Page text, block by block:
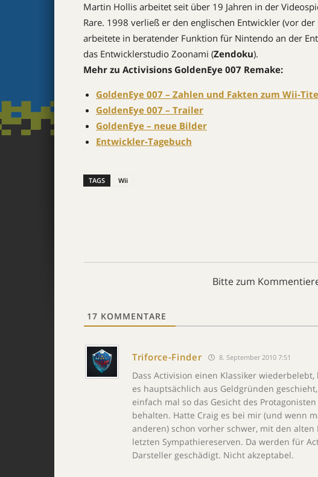
Martin Hollis arbeitet seit über 19 Jahren in der
Rare. 1998 verließ er den englischen Entwickler (vor
arbeitete in beratender Funktion für Nintendo an der
das Entwicklerstudio Zoonami (Zendoku).
Mehr zu Activisions GoldenEye 007 Remake:
GoldenEye 007 – Zahlen und Fakten zum Wii-
GoldenEye 007 – Trailer
GoldenEye – neue Bilder
Entwickler-Tagebuch
TAGS Wii
Bitte zum
17 KOMMENTARE
Triforce-Finder 8. September 2010 7:51
Dass Activision einen Klassiker
es hauptsächlich aus Geldgründen
einfach mal so das Gesicht des
behalten. Hatte Craig es bei mir (und wenn
anderen) schon vorher schwer, mit den
letzten Sympathiereserven. Da werden für
Darsteller geschädigt. Nicht akzeptabel.